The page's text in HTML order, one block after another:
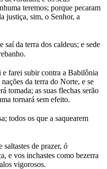
teremos; porque pecaram
justiça, sim, o Senhor, a
da terra dos caldeus; e sede
e farei subir contra a Babilônia
da terra do Norte, e se
tomada; as suas flechas serão
tornará sem efeito.
todos os que a saquearem
saltastes de prazer, ó
e vos inchastes como bezerra
vigorosos.